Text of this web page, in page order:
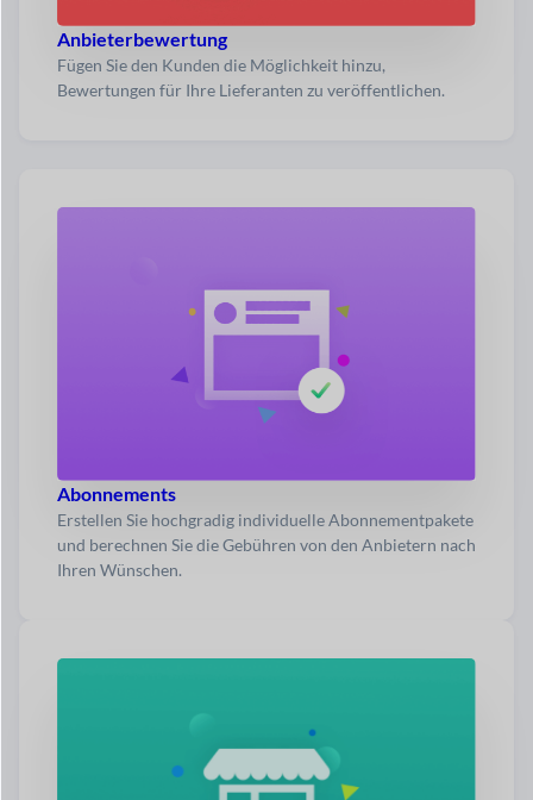
Anbieterbewertung
Fügen Sie den Kunden die Möglichkeit hinzu,
Bewertungen für Ihre Lieferanten zu veröffentlichen.
Abonnements
Erstellen Sie hochgradig individuelle Abonnementpakete
und berechnen Sie die Gebühren von den Anbietern nach
Ihren Wünschen.